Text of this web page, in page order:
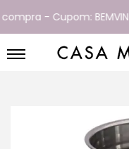
- Cupom: BEMVINDA